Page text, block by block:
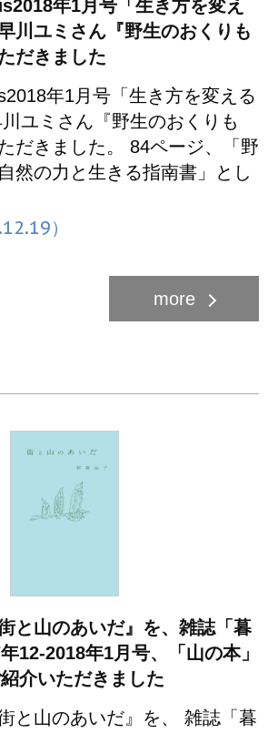
年1月号「生き方を変え
川ユミさん『野生のおくりも
だきました
年1月号「生き方を変える
ユミさん『野生のおくりも
だきました。 84ページ、「野
然の力と生きる指南書」とし
）
と山のあいだ』を、雑誌「暮
12-2018年1月号、「山の本」
介いただきました
と山のあいだ』を、 雑誌「暮